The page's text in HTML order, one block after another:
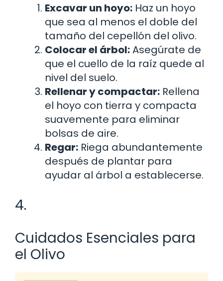
Excavar un hoyo: Haz un hoyo
que sea al menos el doble del
tamaño del cepellón del olivo.
Colocar el árbol:Asegúrate de
que el cuello de la raíz quede al
nivel del suelo.
Rellenar y compactar: Rellena
el hoyo con tierra y compacta
suavemente para eliminar
bolsas de aire.
Regar: Riega abundantemente
después de plantar para
ayudar al árbol a establecerse.
4.
Cuidados Esenciales para
el Olivo